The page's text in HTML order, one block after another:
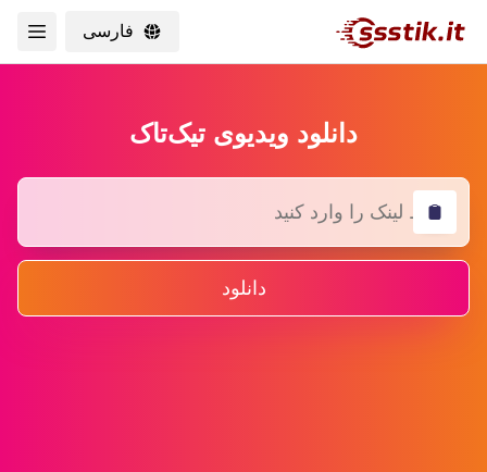
فارسی
دانلود ویدیوی تیک‌تاک
دانلود